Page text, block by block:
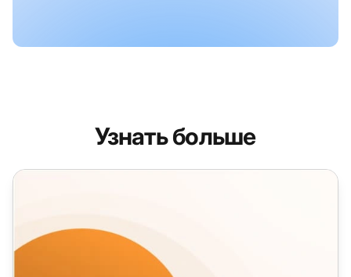
Узнать больше
Шаблоны обслуживания клиентов в социальных сетях